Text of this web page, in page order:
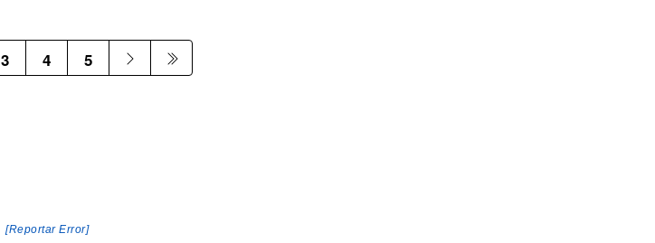
3 4 5
[Reportar Error]